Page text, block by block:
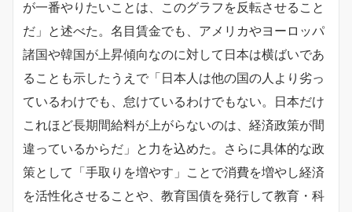
が一番やりたいことは、このグラフを反転させること
だ」と述べた。名目賃金でも、アメリカやヨーロッパ
諸国や韓国が上昇傾向なのに対して日本は横ばいであ
ることも示したうえで「日本人は他の国の人より劣っ
ているわけでも、怠けているわけでもない。日本だけ
これほど長期間給料が上がらないのは、経済政策が間
違っているからだ」と力を込めた。さらに具体的な政
策として「手取りを増やす」ことで消費を増やし経済
を活性化させることや、教育国債を発行して教育・科